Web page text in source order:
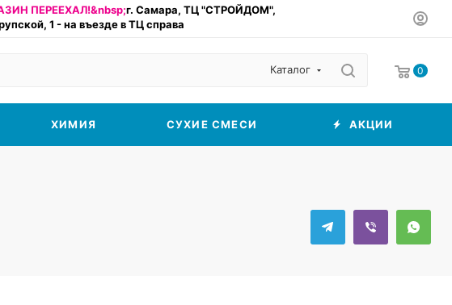
ПЕРЕЕХАЛ!&nbsp;г. Самара, ТЦ "СТРОЙДОМ",
1 - на въезде в ТЦ справа
Каталог 0
ХИМИЯ СУХИЕ СМЕСИ АКЦИИ